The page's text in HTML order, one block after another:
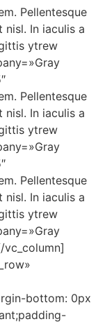
Pellentesque
In iaculis a
ytrew
Pellentesque
In iaculis a
ytrew
Pellentesque
In iaculis a
ytrew
bottom: 0px